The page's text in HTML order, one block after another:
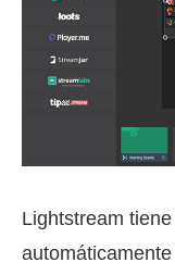
Lightstream